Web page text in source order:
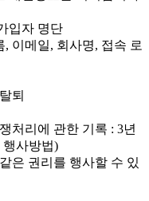
입자 명단
이메일, 회사명, 접속 로
퇴
처리에 관한 기록 : 3년
행사방법)
은 권리를 행사할 수 있